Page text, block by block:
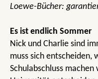
Loewe-Bücher:
Es ist endlich Sommer
Nick und Charlie sind
muss sich entscheiden,
Schulabschluss